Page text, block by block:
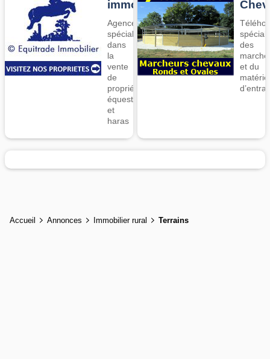
immo
Agence
spécialisée
dans
la
vente
de
propriétés
équestres
et
haras
des
et du
matériel
Accueil Annonces Immobilier rural Terrains